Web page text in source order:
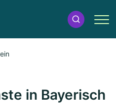
in Bayerisch